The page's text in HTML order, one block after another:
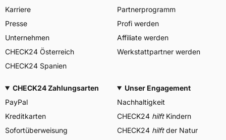
Karriere
Presse
Unternehmen
CHECK24 Österreich
CHECK24 Spanien
Partnerprogramm
Profi werden
Affiliate werden
Werkstattpartner werden
CHECK24 Zahlungsarten
PayPal
Kreditkarten
Sofortüberweisung
Unser Engagement
Nachhaltigkeit
CHECK24 hilftKindern
CHECK24 hilftder Natur